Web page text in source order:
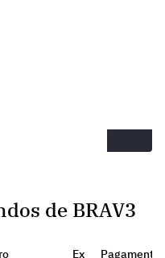
de BRAV3
Ex Pagamento